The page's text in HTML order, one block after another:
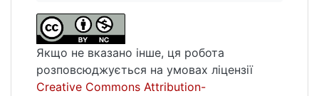
Якщо не вказано інше, ця робота
розповсюджується на умовах ліцензії
Creative Commons Attribution-